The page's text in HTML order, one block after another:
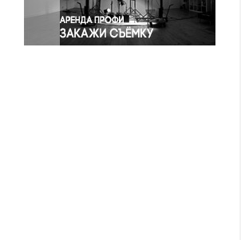
Экономика и бизнес